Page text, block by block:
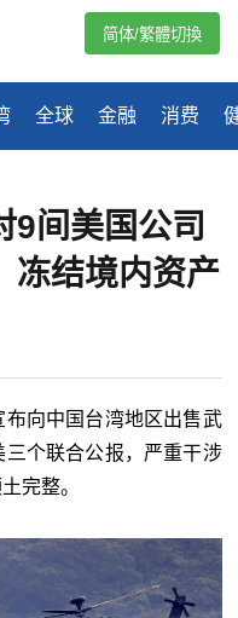
全球 金融 消费
简体/繁體切換
9间美国公司
冻结境内资产
向中国台湾地区出售武
个联合公报，严重干涉
完整。